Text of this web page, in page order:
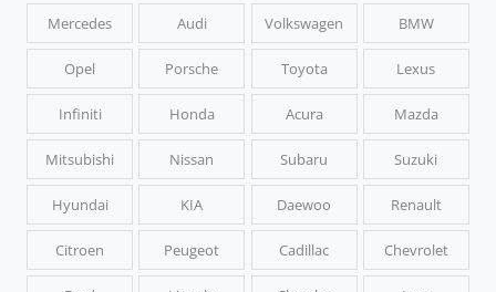
Mercedes Audi Volkswagen BMW
Opel Porsche Toyota Lexus
Infiniti Honda Acura Mazda
Mitsubishi Nissan Subaru Suzuki
Hyundai KIA Daewoo Renault
Citroen Peugeot Cadillac Chevrolet